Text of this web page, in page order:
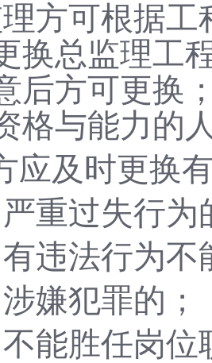
方可根据
换总监理工
后方可更换
格与能力的
应及时更换
重过失行为
违法行为不
嫌犯罪的；
能胜任岗位